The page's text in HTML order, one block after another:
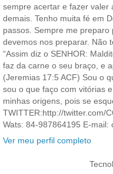
sempre acertar e fazer valer
demais. Tenho muita fé em
passos. Sempre me
devemos nos preparar. Não
“Assim diz o SENHOR:
faz da carne o seu braço, e
(Jeremias 17:5 ACF) Sou o
sou o que faço com vitórias
minhas origens, pois se
TWITTER:http://twitter.com/
Wats: 84-987864195 E-mail:
Ver meu perfil completo